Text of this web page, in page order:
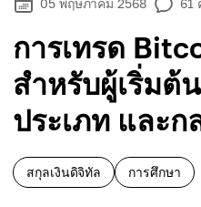
05 พฤษภาคม 2568 61
การเทรด
สำหรับผู้เริ่มต้
ประเภท และก
สกุลเงินดิจิทัล การศึกษา